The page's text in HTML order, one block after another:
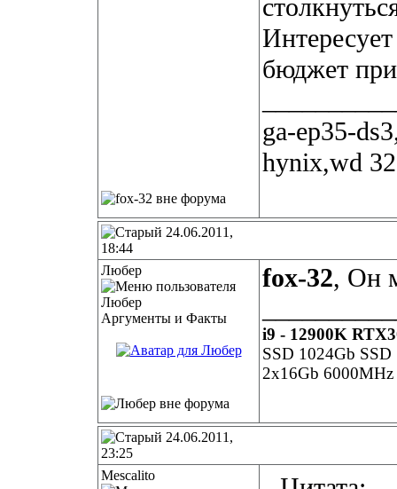
бюджет
ga-ep35-
hynix,wd
24.06.2011,
18:44
Любер
Аргументы и Факты
fox-32, Он
i9 - 12900K
SSD 1024Gb
2x16Gb
24.06.2011,
23:25
Mescalito